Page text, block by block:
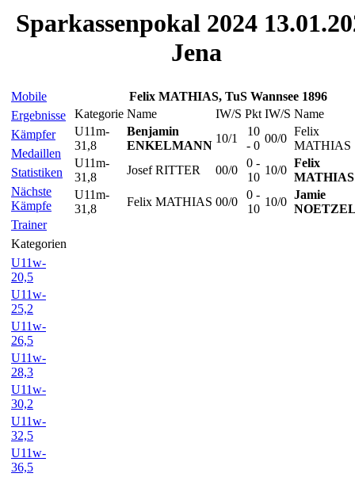
Sparkassenpokal 2024
Jena
Mobile
Ergebnisse
Kämpfer
Medaillen
Statistiken
Nächste
Kämpfe
Trainer
Kategorien
U11w-
20,5
U11w-
25,2
U11w-
26,5
U11w-
28,3
U11w-
30,2
U11w-
32,5
U11w-
36,5
Felix MATHIAS, TuS Wannsee 1896
Kategorie Name IW/S Pkt IW/S Name
U11m-
31,8
Benjamin
ENKELMANN
10/1
10
- 0
00/0
Felix
MATHIAS
U11m-
31,8
Josef RITTER 00/0
0 -
10
10/0
Felix
MATHIAS
U11m-
31,8
Felix MATHIAS 00/0
0 -
10
10/0
Jamie